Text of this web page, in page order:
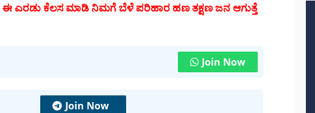
ಎರಡು ಕೆಲಸ ಮಾಡಿ ನಿಮಗೆ ಬೆಳೆ ಪರಿಹಾರ ಹಣ ತಕ್ಷಣ ಜನ ಆಗುತ್ತೆ
Join Now
Join Now